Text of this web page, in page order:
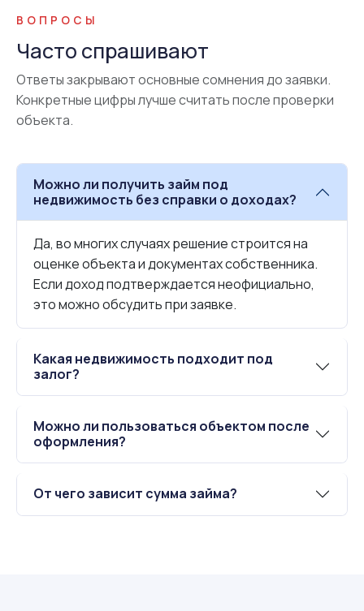
ВОПРОСЫ
Часто спрашивают
Ответы закрывают основные сомнения до заявки.
Конкретные цифры лучше считать после проверки
объекта.
Можно ли получить займ под
недвижимость без справки о доходах?
Да, во многих случаях решение строится на
оценке объекта и документах собственника.
Если доход подтверждается неофициально,
это можно обсудить при заявке.
Какая недвижимость подходит под
залог?
Можно ли пользоваться объектом после
оформления?
От чего зависит сумма займа?